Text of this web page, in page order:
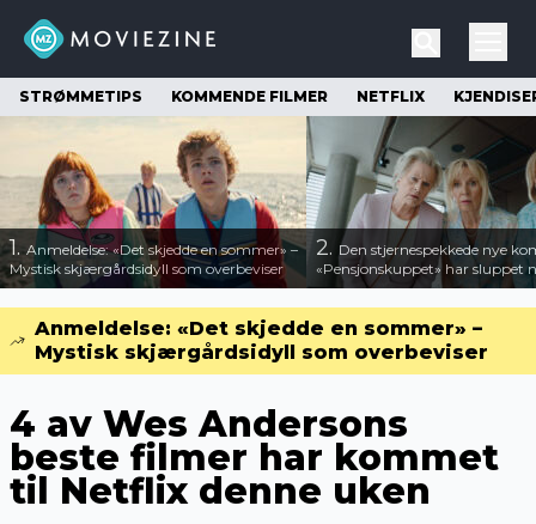
STRØMMETIPS KOMMENDE FILMER NETFLIX
1.Anmeldelse: «Det skjedde en sommer» –
Mystisk skjærgårdsidyll som overbeviser
2. Den stjernespekkede nye
«Pensjonskuppet» har sluppet
Anmeldelse: «Det skjedde en sommer» –
Mystisk skjærgårdsidyll som overbeviser
4 av Wes Andersons
beste filmer har kommet
til Netflix denne uken